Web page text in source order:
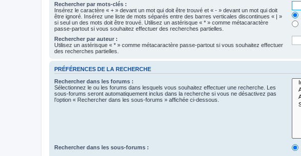
Rechercher par mots-clés :
Insérez le caractère « + » devant un mot qui doit être trouvé et « - » devant un mot qui doit
être ignoré. Insérez une liste de mots séparés entre des barres verticales discontinues « | »
si seul un des mots doit être trouvé. Utilisez un astérisque « * » comme métacaractère
passe-partout si vous souhaitez effectuer des recherches partielles.
Rechercher par auteur :
Utilisez un astérisque « * » comme métacaractère passe-partout si vous souhaitez effectuer
des recherches partielles.
PRÉFÉRENCES DE LA RECHERCHE
Rechercher dans les forums :
Sélectionnez le ou les forums dans lesquels vous souhaitez effectuer une recherche. Les
sous-forums seront automatiquement inclus dans la recherche si vous ne désactivez pas
l’option « Rechercher dans les sous-forums » affichée ci-dessous.
Rechercher dans les sous-forums :